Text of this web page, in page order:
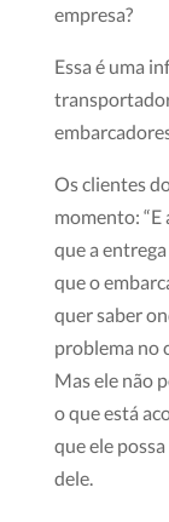
empresa?
Essa é uma
Os clientes
momento: “E
que a
que o
quer saber
problema no
Mas ele não
o que está
que ele
dele.